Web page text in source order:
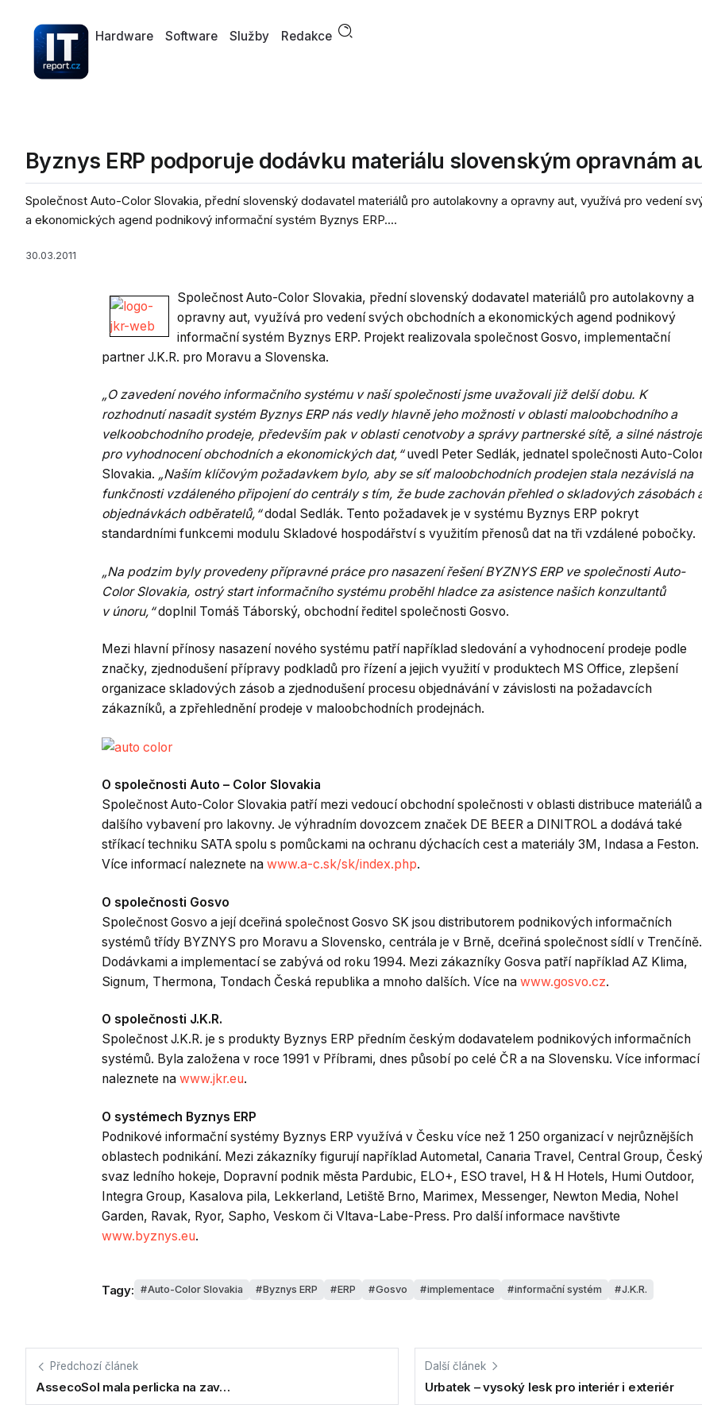
Hardware Software Služby Redakce
Byznys ERP podporuje dodávku materiálu slovenským opravnám
Společnost Auto-Color Slovakia, přední slovenský dodavatel materiálů pro autolakovny a opravny aut, využívá pro vedení
a ekonomických agend podnikový informační systém Byznys ERP....
30.03.2011
Společnost Auto-Color Slovakia, přední slovenský dodavatel materiálů pro autolakovny a
opravny aut, využívá pro vedení svých obchodních a ekonomických agend podnikový
informační systém Byznys ERP. Projekt realizovala společnost Gosvo, implementační
partner J.K.R. pro Moravu a Slovenska.
„O zavedení nového informačního systému v naší společnosti jsme uvažovali již delší dobu. K
rozhodnutí nasadit systém Byznys ERP nás vedly hlavně jeho možnosti v oblasti maloobchodního a
velkoobchodního prodeje, především pak v oblasti cenotvoby a správy partnerské sítě, a silné nástroje
pro vyhodnocení obchodních a ekonomických dat,“uvedl Peter Sedlák, jednatel společnosti Auto-
Slovakia. „Naším klíčovým požadavkem bylo, aby se síť maloobchodních prodejen stala nezávislá na
funkčnosti vzdáleného připojení do centrály s tím, že bude zachován přehled o skladových zásobách
objednávkách odběratelů,“dodal Sedlák. Tento požadavek je v systému Byznys ERP pokryt
standardními funkcemi modulu Skladové hospodářství s využitím přenosů dat na tři vzdálené pobočky.
„Na podzim byly provedeny přípravné práce pro nasazení řešení BYZNYS ERP ve společnosti Auto-
Color Slovakia, ostrý start informačního systému proběhl hladce za asistence našich konzultantů
v únoru,“doplnil Tomáš Táborský, obchodní ředitel společnosti Gosvo.
Mezi hlavní přínosy nasazení nového systému patří například sledování a vyhodnocení prodeje podle
značky, zjednodušení přípravy podkladů pro řízení a jejich využití v produktech MS Office, zlepšení
organizace skladových zásob a zjednodušení procesu objednávání v závislosti na požadavcích
zákazníků, a zpřehlednění prodeje v maloobchodních prodejnách.
O společnosti Auto – Color Slovakia
Společnost Auto-Color Slovakia patří mezi vedoucí obchodní společnosti v oblasti distribuce materiálů a
dalšího vybavení pro lakovny. Je výhradním dovozcem značek DE BEER a DINITROL a dodává také
stříkací techniku SATA spolu s pomůckami na ochranu dýchacích cest a materiály 3M, Indasa a Feston.
Více informací naleznete na www.a-c.sk/sk/index.php.
O společnosti Gosvo
Společnost Gosvo a její dceřiná společnost Gosvo SK jsou distributorem podnikových informačních
systémů třídy BYZNYS pro Moravu a Slovensko, centrála je v Brně, dceřiná společnost sídlí v Trenčíně.
Dodávkami a implementací se zabývá od roku 1994. Mezi zákazníky Gosva patří například AZ Klima,
Signum, Thermona, Tondach Česká republika a mnoho dalších. Více na www.gosvo.cz.
O společnosti J.K.R.
Společnost J.K.R. je s produkty Byznys ERP předním českým dodavatelem podnikových informačních
systémů. Byla založena v roce 1991 v Příbrami, dnes působí po celé ČR a na Slovensku. Více informací
naleznete na www.jkr.eu.
O systémech Byznys ERP
Podnikové informační systémy Byznys ERP využívá v Česku více než 1 250 organizací v nejrůznějších
oblastech podnikání. Mezi zákazníky figurují například Autometal, Canaria Travel, Central Group,
svaz ledního hokeje, Dopravní podnik města Pardubic, ELO+, ESO travel, H & H Hotels, Humi Outdoor,
Integra Group, Kasalova pila, Lekkerland, Letiště Brno, Marimex, Messenger, Newton Media, Nohel
Garden, Ravak, Ryor, Sapho, Veskom či Vltava-Labe-Press. Pro další informace navštivte
www.byznys.eu.
Tagy: Auto-Color Slovakia Byznys ERP ERP Gosvo implementace informační systém J.K.R.
Předchozí článek
AssecoSol mala perlicka na zav…
Další článek
Urbatek – vysoký lesk pro interiér i exteriér